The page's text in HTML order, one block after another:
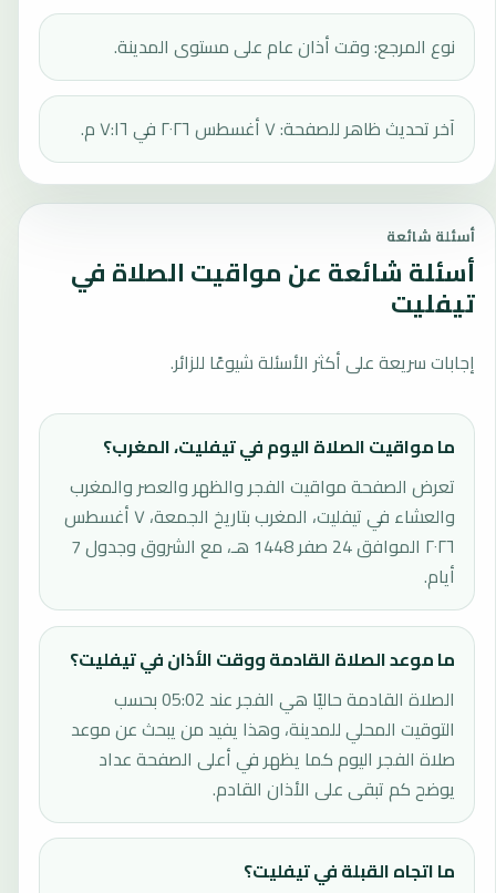
نوع المرجع: وقت أذان عام على مستوى المدينة.
آخر تحديث ظاهر للصفحة: ٧ أغسطس ٢٠٢٦ في ٧:١٦ م.
أسئلة شائعة
أسئلة شائعة عن مواقيت الصلاة في
تيفليت
إجابات سريعة على أكثر الأسئلة شيوعًا للزائر.
ما مواقيت الصلاة اليوم في تيفليت، المغرب؟
تعرض الصفحة مواقيت الفجر والظهر والعصر والمغرب
والعشاء في تيفليت، المغرب بتاريخ الجمعة، ٧ أغسطس
٢٠٢٦ الموافق 24 صفر 1448 هـ، مع الشروق وجدول 7
أيام.
ما موعد الصلاة القادمة ووقت الأذان في تيفليت؟
الصلاة القادمة حاليًا هي الفجر عند 05:02 بحسب
التوقيت المحلي للمدينة، وهذا يفيد من يبحث عن موعد
صلاة الفجر اليوم كما يظهر في أعلى الصفحة عداد
يوضح كم تبقى على الأذان القادم.
ما اتجاه القبلة في تيفليت؟